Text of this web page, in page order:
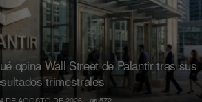
opina Wall Street de Palantir tras sus
trimestrales
DE AGOSTO DE 2026 572